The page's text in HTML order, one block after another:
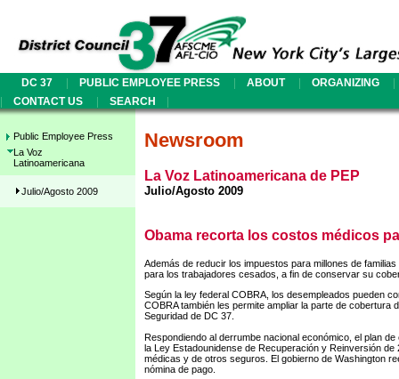
DC 37 | PUBLIC EMPLOYEE PRESS | ABOUT | ORGANIZING
|
|
CONTACT US | SEARCH |
Public Employee Press
La Voz
Latinoamericana
Julio/Agosto 2009
Newsroom
La Voz Latinoamericana de PEP
Julio/Agosto 2009
Obama recorta los costos médicos
Además de reducir los impuestos para millones de
para los trabajadores cesados, a fin de conservar su
Según la ley federal COBRA, los desempleados pueden
COBRA también les permite ampliar la parte de cobertura
Seguridad de DC 37.
Respondiendo al derrumbe nacional económico, el plan
la Ley Estadounidense de Recuperación y Reinversión
médicas y de otros seguros. El gobierno de Washington
nómina de pago.